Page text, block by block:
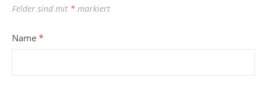
Felder sind mit * markiert
Name *